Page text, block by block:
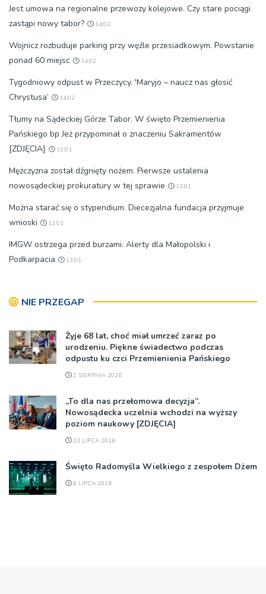
Jest umowa na regionalne przewozy kolejowe. Czy stare pociągi
zastąpi nowy tabor?
14:02
Wojnicz rozbuduje parking przy węźle przesiadkowym. Powstanie
ponad 60 miejsc
14:02
Tygodniowy odpust w Przeczycy. 'Maryjo – naucz nas głosić
Chrystusa’
14:02
Tłumy na Sądeckiej Górze Tabor. W święto Przemienienia
Pańskiego bp Jeż przypominał o znaczeniu Sakramentów
[ZDJĘCIA]
13:01
Mężczyzna został dźgnięty nożem. Pierwsze ustalenia
nowosądeckiej prokuratury w tej sprawie
13:01
Można starać się o stypendium. Diecezjalna fundacja przyjmuje
wnioski
13:01
IMGW ostrzega przed burzami. Alerty dla Małopolski i
Podkarpacia
13:01
NIE PRZEGAP
Żyje 68 lat, choć miał umrzeć zaraz po
urodzeniu. Piękne świadectwo podczas
odpustu ku czci Przemienienia Pańskiego
2 SIERPNIA 2026
„To dla nas przełomowa decyzja”.
Nowosądecka uczelnia wchodzi na wyższy
poziom naukowy [ZDJĘCIA]
23 LIPCA 2026
Święto Radomyśla Wielkiego z zespołem Dżem
8 LIPCA 2026